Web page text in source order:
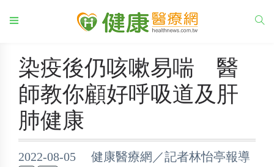
染疫後仍咳嗽易喘 醫
師教你顧好呼吸道及肝
肺健康
2022-08-05 健康醫療網／記者林怡亭報導